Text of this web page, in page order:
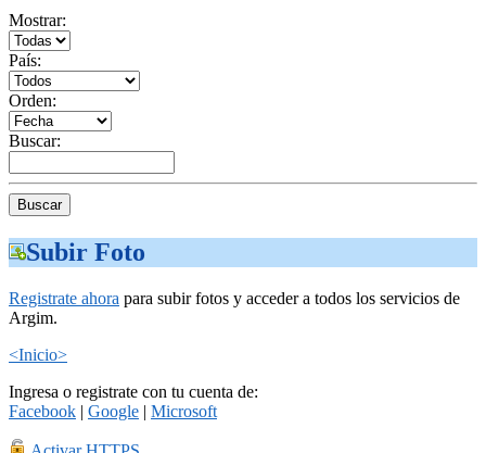
Mostrar:
País:
Orden:
Buscar:
Subir Foto
Registrate ahora para subir fotos y acceder a todos los servicios de
Argim.
<Inicio>
Ingresa o registrate con tu cuenta de:
Facebook | Google | Microsoft